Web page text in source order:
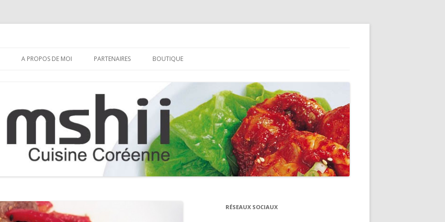
au
A PROPOS DE MOI PARTENAIRES BOUTIQUE
RÉSEAUX SOCIAUX